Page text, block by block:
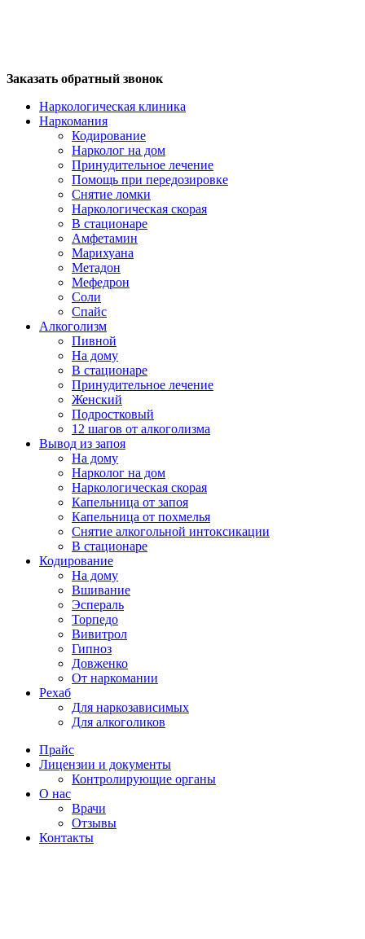
Заказать обратный звонок
Наркологическая клиника
Наркомания
Кодирование
Нарколог на дом
Принудительное лечение
Помощь при передозировке
Снятие ломки
Наркологическая скорая
В стационаре
Амфетамин
Марихуана
Метадон
Мефедрон
Соли
Спайс
Алкоголизм
Пивной
На дому
В стационаре
Принудительное лечение
Женский
Подростковый
12 шагов от алкоголизма
Вывод из запоя
На дому
Нарколог на дом
Наркологическая скорая
Капельница от запоя
Капельница от похмелья
Снятие алкогольной интоксикации
В стационаре
Кодирование
На дому
Вшивание
Эспераль
Торпедо
Вивитрол
Гипноз
Довженко
От наркомании
Рехаб
Для наркозависимых
Для алкоголиков
Прайс
Лицензии и документы
Контролирующие органы
О нас
Врачи
Отзывы
Контакты